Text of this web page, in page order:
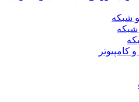
شبکه
شبکه
کامپیوتر